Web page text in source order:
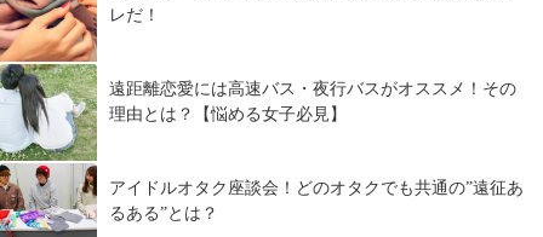
レだ！
遠距離恋愛には高速バス・夜行バスがオススメ！その
理由とは？【悩める女子必見】
アイドルオタク座談会！どのオタクでも共通の”遠征あ
るある”とは？